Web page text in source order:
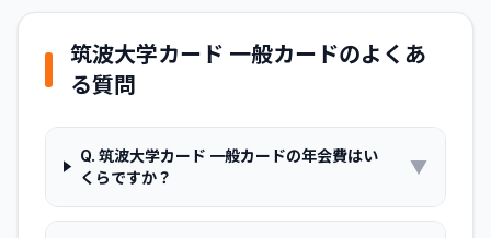
筑波大学カード 一般カードのよくあ
る質問
Q. 筑波大学カード 一般カードの年会費はい
くらですか？
▼